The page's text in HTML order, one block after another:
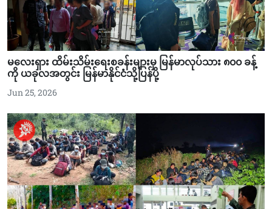
မလေးရှား ထိမ်းသိမ်းရေးစခန်းများမှ မြန်မာလုပ်သား ၈၀၀ ခန့်
ကို ယခုလအတွင်း မြန်မာနိုင်ငံသို့ပြန်ပို့
Jun 25, 2026